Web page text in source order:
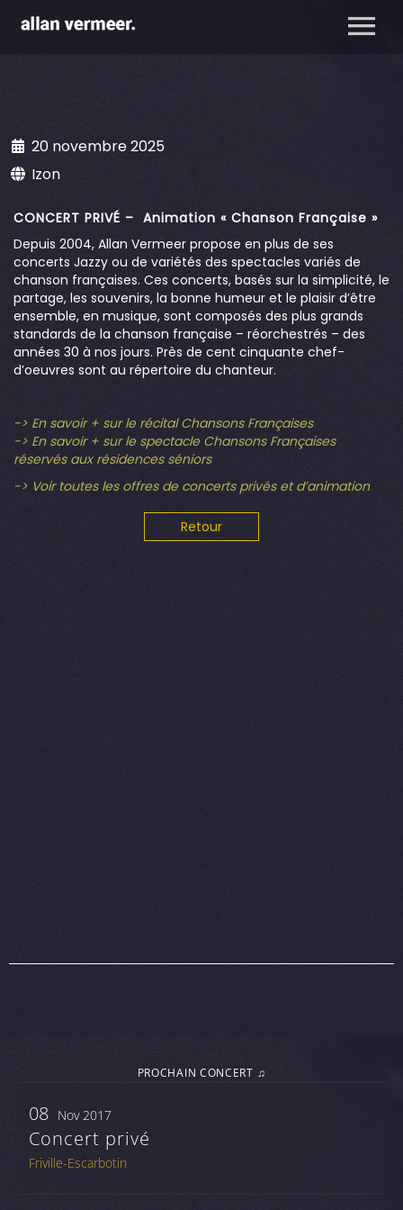
20 novembre 2025
Izon
CONCERT PRIVÉ – Animation « Chanson Française »
Depuis 2004, Allan Vermeer propose en plus de ses
concerts Jazzy ou de variétés des spectacles variés de
chanson françaises. Ces concerts, basés sur la simplicité, le
partage, les souvenirs, la bonne humeur et le plaisir d’être
ensemble, en musique, sont composés des plus grands
standards de la chanson française – réorchestrés – des
années 30 à nos jours. Près de cent cinquante chef-
d’oeuvres sont au répertoire du chanteur.
-> En savoir + sur le récital Chansons Françaises
-> En savoir + sur le spectacle Chansons Françaises
réservés aux résidences séniors
-> Voir toutes les offres de concerts privés et d’animation
Retour
PROCHAIN CONCERT ♫
08 Nov 2017
Concert privé
Friville-Escarbotin